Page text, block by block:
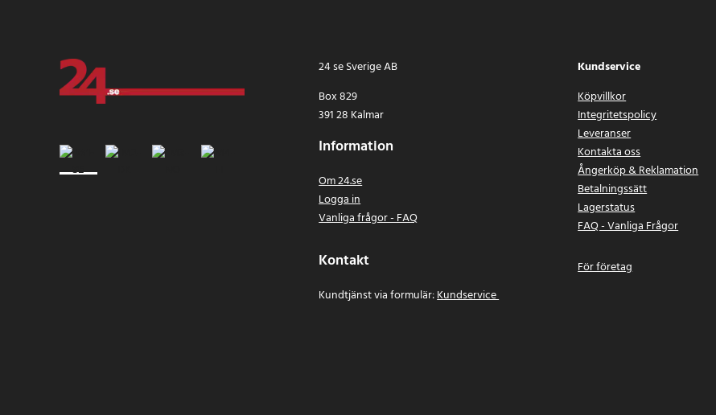
24 se Sverige AB
Box 829
391 28 Kalmar
Information
Om 24.se
Logga in
Vanliga frågor - FAQ
Kontakt
Kundtjänst via formulär:Kundservice
Kundservice
Köpvillkor
Integritetspolicy
Leveranser
Kontakta oss
Ångerköp & Reklamation
Betalningssätt
Lagerstatus
FAQ - Vanliga Frågor
För företag